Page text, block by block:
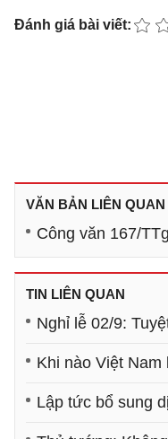
Đánh giá bài viết:
VĂN BẢN LIÊN QUAN
Công văn 167/
TIN LIÊN QUAN
Nghỉ lễ 02/9:
Khi nào Việt
Lập tức bổ sung